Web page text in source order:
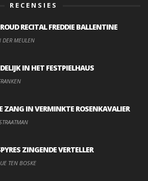
RECENSIES
RECITAL FREDDIE BALLENTINE
DER MEULEN
IN HET FESTPIELHAUS
ZANG IN VERMINKTE ROSENKAVALIER
ZINGENDE VERTELLER
TEN BOSKE